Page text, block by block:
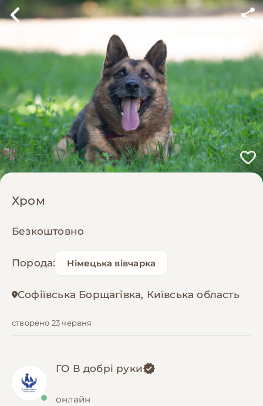
Хром
Безкоштовно
Порода: Німецька вівчарка
Софіївська Борщагівка, Київська область
створено 23 червня
ГО В добрі руки
онлайн